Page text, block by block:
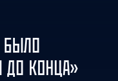
ДО КОНЦА»